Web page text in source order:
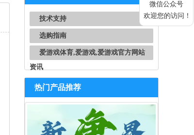
技术支持
选购指南
爱游戏体育,爱游戏,爱游戏官方网站
资讯
热门产品推荐
欢迎您的访问！
微信公众号